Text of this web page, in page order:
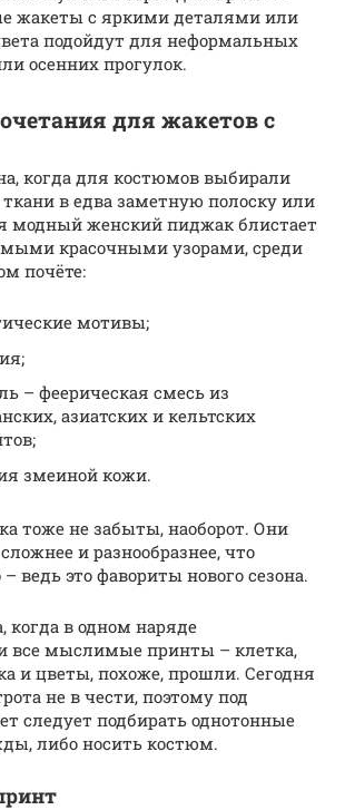
жакеты с яркими деталями или
подойдут для неформальных
осенних прогулок.
для жакетов с
когда для костюмов выбирали
ткани в едва заметную полоску или
модный женский пиджак блистает
красочными узорами, среди
почёте:
мотивы;
– феерическая смесь из
азиатских и кельтских
змеиной кожи.
тоже не забыты, наоборот. Они
и разнообразнее, что
ведь это фавориты нового сезона.
когда в одном наряде
все мыслимые принты – клетка,
и цветы, похоже, прошли. Сегодня
не в чести, поэтому под
следует подбирать однотонные
либо носить костюм.